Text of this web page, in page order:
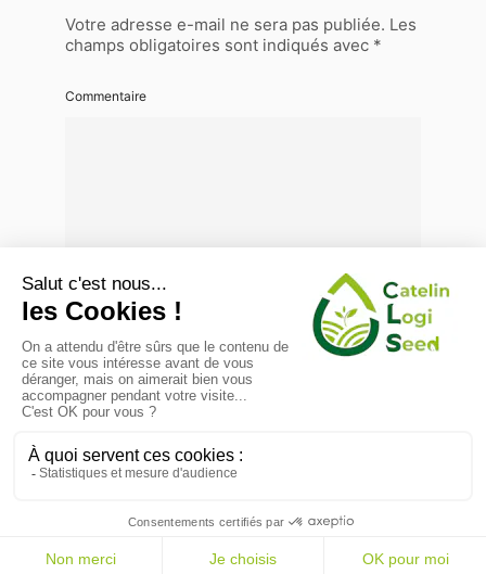
Votre adresse e-mail ne sera pas publiée. Les
champs obligatoires sont indiqués avec *
Commentaire
Nom* Site web
Enregistrer mon nom, mon e-mail et mon site dans le
navigateur pour mon prochain commentaire.